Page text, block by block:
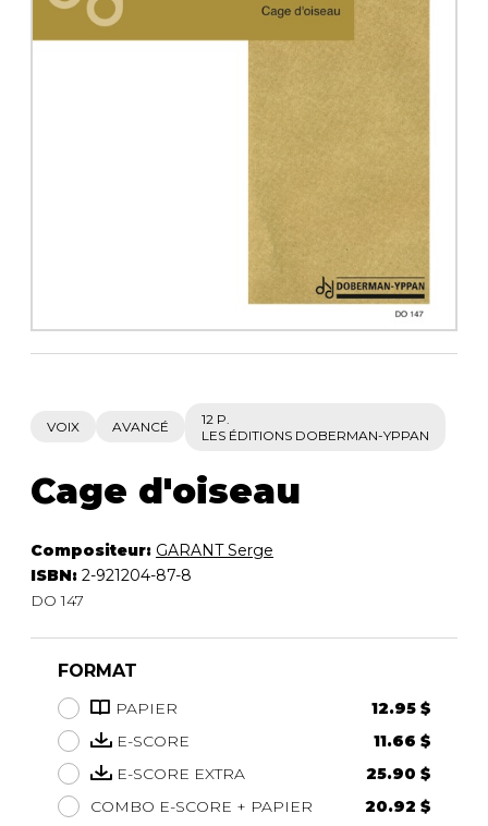
VOIX AVANCÉ
12 P.
LES ÉDITIONS DOBERMAN-YPPAN
Cage d'oiseau
Compositeur: GARANT Serge
ISBN: 2-921204-87-8
DO 147
FORMAT
PAPIER
12.95 $
E-SCORE
11.66 $
E-SCORE EXTRA
25.90 $
COMBO E-SCORE + PAPIER
20.92 $